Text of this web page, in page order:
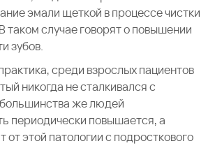
эмали щеткой в процессе чистки
таком случае говорят о повышении
зубов.
среди взрослых пациентов
никогда не сталкивался с
большинства же людей
периодически повышается, а
от этой патологии с подросткового